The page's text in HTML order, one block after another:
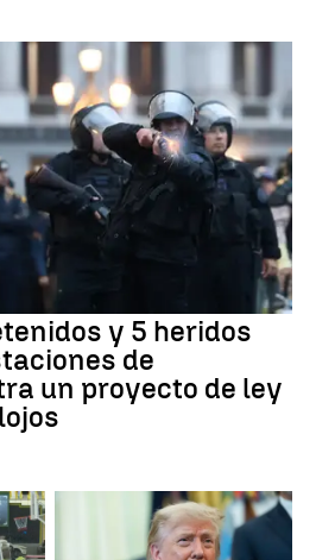
y 5 heridos
de
un proyecto de ley